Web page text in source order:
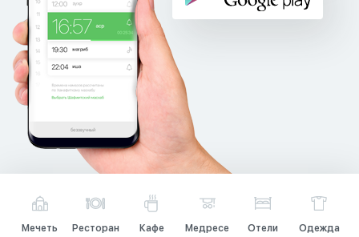
Мечеть Ресторан Кафе Медресе Отели Одежда